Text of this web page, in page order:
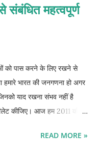
महत्वपूर्ण
को पास करने के लिए रखने से
हमारे भारत की जनगणना हो अगर
याद रखना संभव नहीं है
कीजिए। आज हम 2011 की
जब आप भारत की जनगणना
READ MORE »